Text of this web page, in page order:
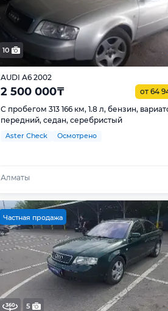
10
AUDI A6 2002
2 500 000₸ от 64
С пробегом 313 166 км, 1.8 л, бензин,
передний, седан, серебристый
Aster Check Осмотрено
Алматы
Частная продажа
5